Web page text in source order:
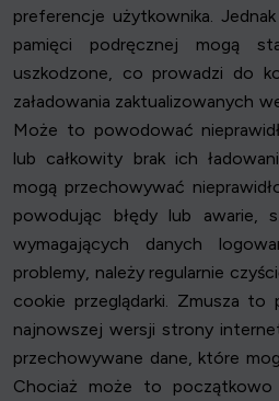
preferencje użytkownika.
pamięci podręcznej mogą
uszkodzone, co prowadzi do
załadowania zaktualizowanych
Może to powodować
lub całkowity brak ich
mogą przechowywać
powodując błędy lub awarie,
wymagających danych
problemy, należy regularnie
cookie przeglądarki. Zmusza to
najnowszej wersji strony
przechowywane dane, które
Chociaż może to początkowo